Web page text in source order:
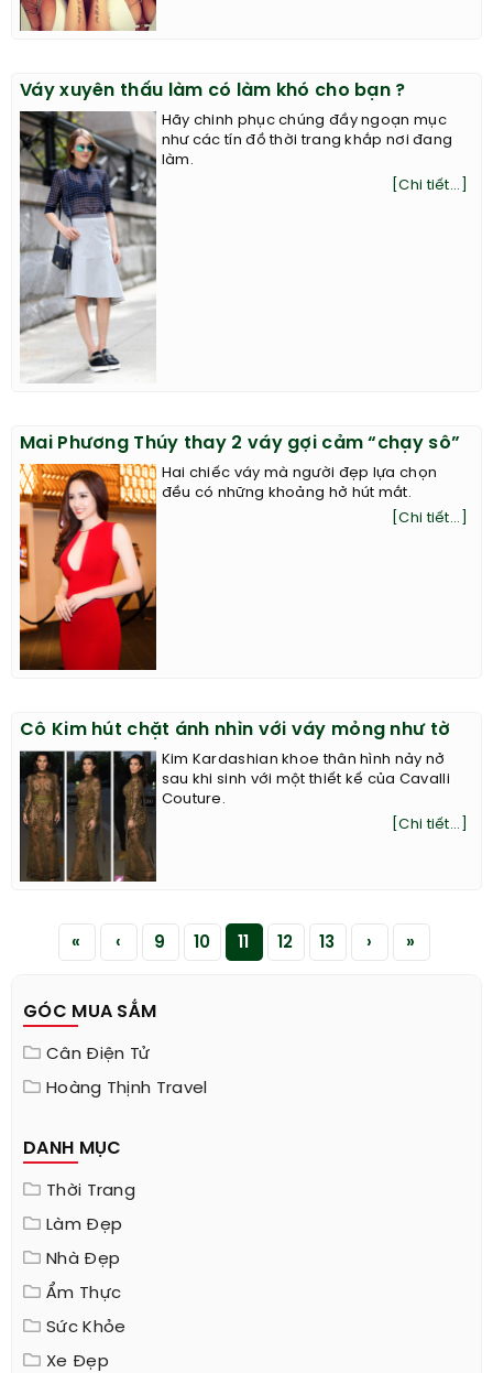
Váy xuyên thấu làm có làm khó cho bạn ?
Hãy chinh phục chúng đầy ngoạn mục
như các tín đồ thời trang khắp nơi đang
làm.
[Chi tiết...]
Mai Phương Thúy thay 2 váy gợi cảm “chạy sô”
Hai chiếc váy mà người đẹp lựa chọn
đều có những khoảng hở hút mắt.
[Chi tiết...]
Cô Kim hút chặt ánh nhìn với váy mỏng như tờ
Kim Kardashian khoe thân hình nảy nở
sau khi sinh với một thiết kế của Cavalli
Couture.
[Chi tiết...]
« ‹ 9 10 11 12 13 › »
GÓC MUA SẮM
Cân Điện Tử
Hoàng Thịnh Travel
DANH MỤC
Thời Trang
Làm Đẹp
Nhà Đẹp
Ẩm Thực
Sức Khỏe
Xe Đẹp